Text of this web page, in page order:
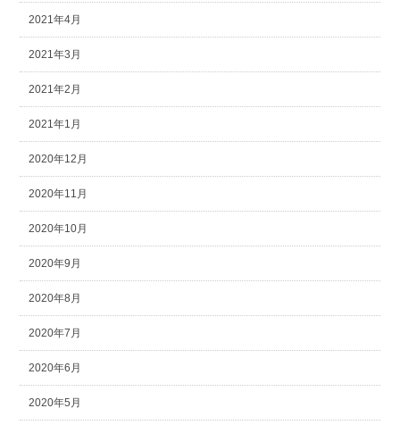
2021年4月
2021年3月
2021年2月
2021年1月
2020年12月
2020年11月
2020年10月
2020年9月
2020年8月
2020年7月
2020年6月
2020年5月